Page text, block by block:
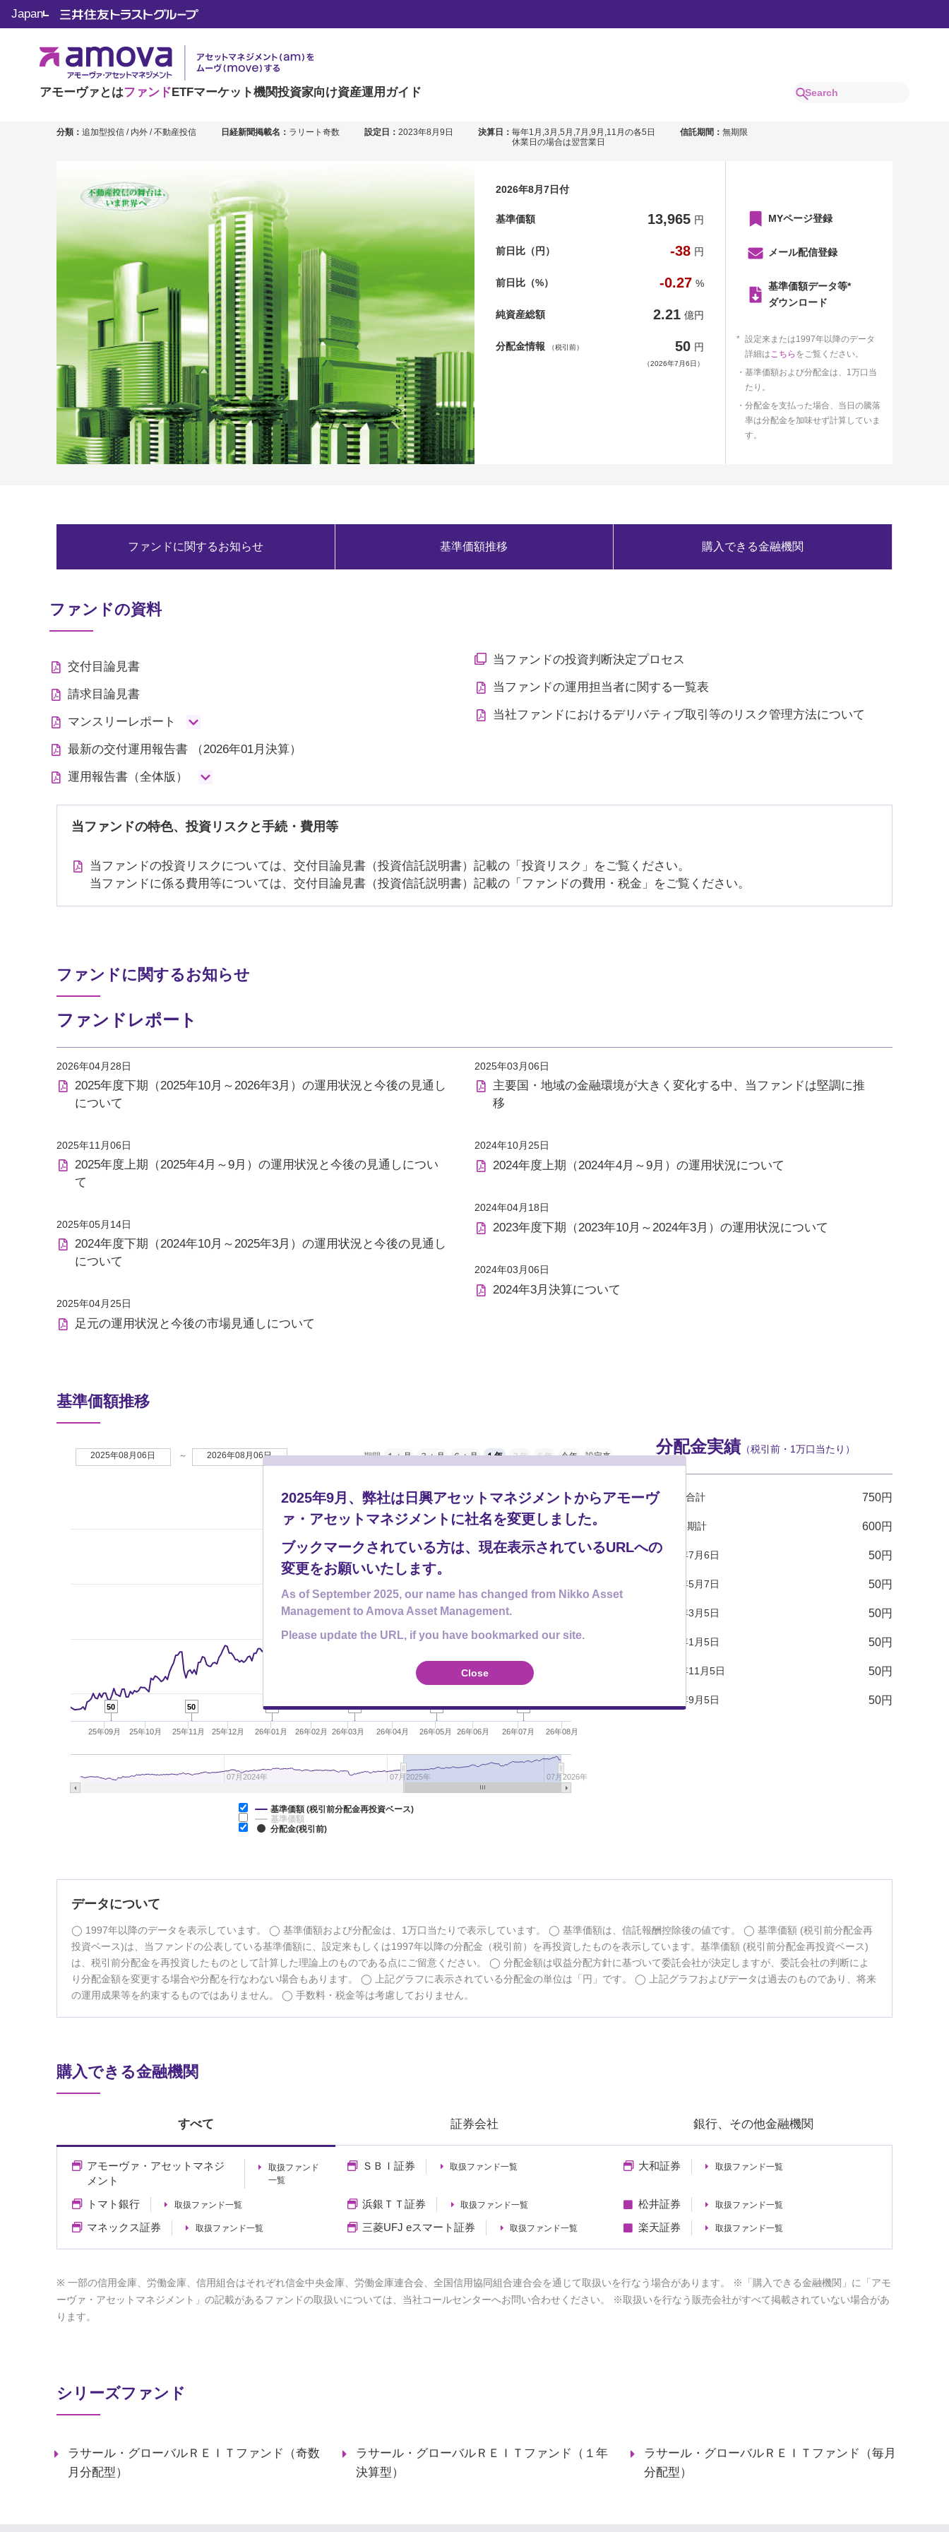
アモーヴァとはファンドETFマーケット機関投資家向け資産運用ガイド
Japan
ラサール・グローバルＲＥＩＴファンド（奇数月分配型）
分類： 追加型投信 / 内外 / 不動産投信 日経新聞掲載名： ラリート奇数 設定日： 2023年8月9日 決算日： 毎年1月,3月,5月,7月,9月,11月の各5日
休業日の場合は翌営業日
信託期間： 無期限
2026年8月7日付
基準価額 13,965 円
前日比（円） -38 円
前日比（%） -0.27 %
純資産総額 2.21 億円
分配金情報 （税引前） 50 円
（2026年7月6日）
MYページ登録
メール配信登録
基準価額データ等*
ダウンロード
設定来または1997年以降のデータ
詳細はこちら をご覧ください。
基準価額および分配金は、1万口当
たり。
分配金を支払った場合、当日の騰落
率は分配金を加味せず計算していま
す。
ファンドに関するお知らせ 基準価額推移 購入できる金融機関
ファンドの資料
交付目論見書
請求目論見書
マンスリーレポート
最新の交付運用報告書 （2026年01月決算）
運用報告書（全体版）
当ファンドの投資判断決定プロセス
当ファンドの運用担当者に関する一覧表
当社ファンドにおけるデリバティブ取引等のリスク管理方法について
当ファンドの特色、投資リスクと手続・費用等
当ファンドの投資リスクについては、交付目論見書（投資信託説明書）記載の「投資リスク」をご覧ください。
当ファンドに係る費用等については、交付目論見書（投資信託説明書）記載の「ファンドの費用・税金」をご覧ください。
ファンドに関するお知らせ
ファンドレポート
2026年04月28日
2025年度下期（2025年10月～2026年3月）の運用状況と今後の見通し
について
2025年11月06日
2025年度上期（2025年4月～9月）の運用状況と今後の見通しについ
て
2025年05月14日
2024年度下期（2024年10月～2025年3月）の運用状況と今後の見通し
について
2025年04月25日
足元の運用状況と今後の市場見通しについて
2025年03月06日
主要国・地域の金融環境が大きく変化する中、当ファンドは堅調に推
移
2024年10月25日
2024年度上期（2024年4月～9月）の運用状況について
2024年04月18日
2023年度下期（2023年10月～2024年3月）の運用状況について
2024年03月06日
2024年3月決算について
基準価額推移
50
50
50
50
50
50
25年09月 25年10月 25年11月 25年12月 26年01月 26年02月 26年03月 26年04月 26年05月 26年06月 26年07月 26年08月
07月2024年 07月2025年 07月2026年
期間 １ヵ月 ３ヵ月 ６ヵ月 １年 ３年 ５年 今年 設定来
2025年08月06日 ～ 2026年08月06日
基準価額 (税引前分配金再投資ベース)
基準価額
分配金(税引前)
分配金実績 （税引前・1万口当たり）
設定来合計 750円
直近12期計 600円
2026年7月6日 50円
2026年5月7日 50円
2026年3月5日 50円
2026年1月5日 50円
2025年11月5日 50円
2025年9月5日 50円
データについて
1997年以降のデータを表示しています。 基準価額および分配金は、1万口当たりで表示しています。 基準価額は、信託報酬控除後の値です。
基準価額 (税引前分配金再
投資ベース)は、当ファンドの公表している基準価額に、設定来もしくは1997年以降の分配金（税引前）を再投資したものを表示しています。基準価額 (税引前分配金再投資ベース)
は、税引前分配金を再投資したものとして計算した理論上のものである点にご留意ください。
分配金額は収益分配方針に基づいて委託会社が決定しますが、委託会社の判断によ
り分配金額を変更する場合や分配を行なわない場合もあります。
上記グラフに表示されている分配金の単位は「円」です。
上記グラフおよびデータは過去のものであり、将来
の運用成果等を約束するものではありません。
手数料・税金等は考慮しておりません。
購入できる金融機関
すべて 証券会社 銀行、その他金融機関
アモーヴァ・アセットマネジ
メント
取扱ファンド
一覧
ＳＢＩ証券 取扱ファンド一覧 大和証券 取扱ファンド一覧
トマト銀行 取扱ファンド一覧 浜銀ＴＴ証券 取扱ファンド一覧 松井証券 取扱ファンド一覧
マネックス証券 取扱ファンド一覧 三菱UFJ eスマート証券 取扱ファンド一覧 楽天証券 取扱ファンド一覧
一部の信用金庫、労働金庫、信用組合はそれぞれ信金中央金庫、労働金庫連合会、全国信用協同組合連合会を通じて取扱いを行なう場合があります。 ※「購入できる金融機関」に「アモ
ーヴァ・アセットマネジメント」の記載があるファンドの取扱いについては、当社コールセンターへお問い合わせください。 ※取扱いを行なう販売会社がすべて掲載されていない場合があ
ります。
シリーズファンド
ラサール・グローバルＲＥＩＴファンド（奇数
月分配型）
ラサール・グローバルＲＥＩＴファンド（１年
決算型）
ラサール・グローバルＲＥＩＴファンド（毎月
分配型）
2025年9月、弊社は日興アセットマネジメントからアモーヴ
ァ・アセットマネジメントに社名を変更しました。
ブックマークされている方は、現在表示されているURLへの
変更をお願いいたします。
As of September 2025, our name has changed from Nikko Asset
Management to Amova Asset Management.
Please update the URL, if you have bookmarked our site.
Close